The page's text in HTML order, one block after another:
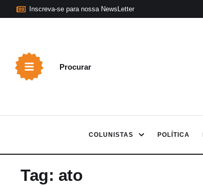
Inscreva-se para nossa NewsLetter
Procurar
COLUNISTAS POLÍTICA
Tag: ato